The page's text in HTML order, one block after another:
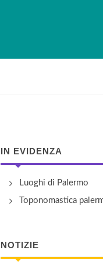
IN EVIDENZA
Luoghi di Palermo
Toponomastica
NOTIZIE